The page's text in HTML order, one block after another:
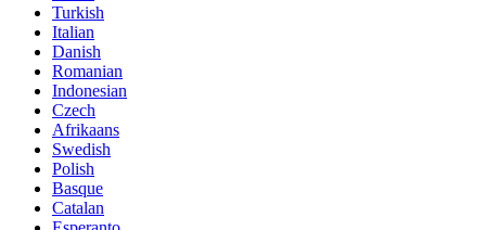
Turkish
Italian
Danish
Romanian
Indonesian
Czech
Afrikaans
Swedish
Polish
Basque
Catalan